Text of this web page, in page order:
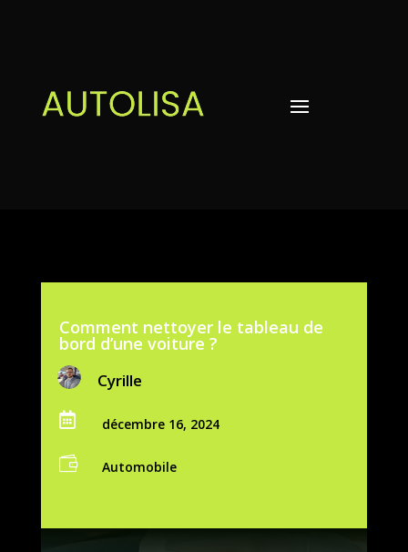
Comment nettoyer le tableau de
bord d’une voiture ?
Cyrille
 décembre 16, 2024
 Automobile